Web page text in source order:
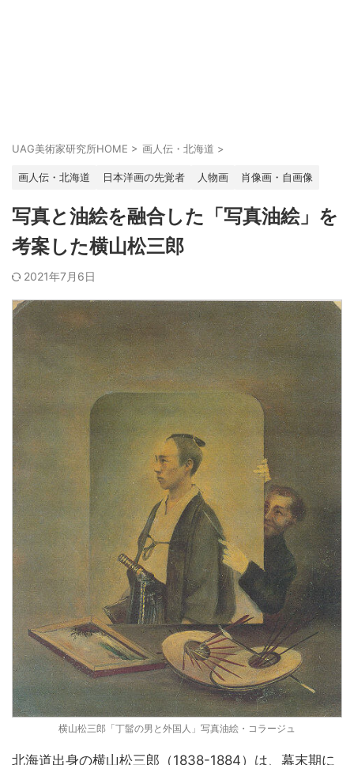
UAG美術家研究所HOME > 画人伝・北海道 >
画人伝・北海道 日本洋画の先覚者 人物画 肖像画・自画像
写真と油絵を融合した「写真油絵」を
考案した横山松三郎
2021年7月6日
横山松三郎「丁髷の男と外国人」写真油絵・コラージュ
北海道出身の横山松三郎（1838-1884）は、幕末期に